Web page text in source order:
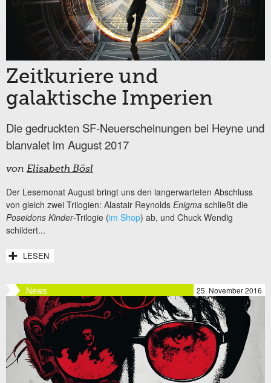
Zeitkuriere und
galaktische Imperien
Die gedruckten SF-Neuerscheinungen bei Heyne und
blanvalet im August 2017
von Elisabeth Bösl
Der Lesemonat August bringt uns den langerwarteten Abschluss
von gleich zwei Trilogien: Alastair Reynolds Enigma schließt die
Poseidons Kinder-Trilogie (im Shop) ab, und Chuck Wendig
schildert...
LESEN
News 25. November 2016